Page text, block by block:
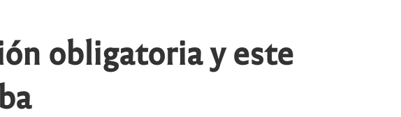
obligatoria y este